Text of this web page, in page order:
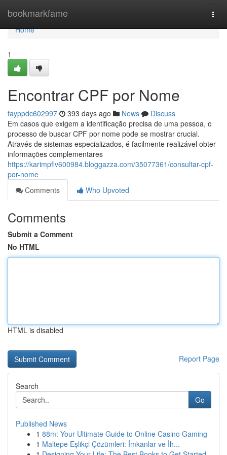
bookmarkfame
Home
Home
1
Encontrar CPF por Nome
fayppdc602997 393 days ago News
Discuss
Em casos que exigem a identificação precisa de uma pessoa, o
processo de buscar CPF por nome pode se mostrar crucial.
Através de sistemas especializados, é facilmente realizável obter
informações complementares
https://karimpflv600984.bloggazza.com/35077361/consultar-cpf-
por-nome
Comments
Who Upvoted
Comments
Submit a Comment
No HTML
HTML is disabled
Report Page
Search
Go
Published News
1 88m: Your Ultimate Guide to Online Casino Gaming
1 Maltepe Eşlikçi Çözümleri: İmkanlar ve İh...